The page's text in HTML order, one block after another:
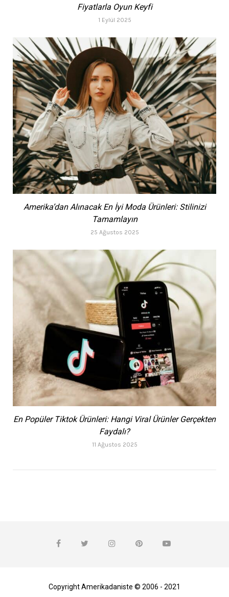
Fiyatlarla Oyun Keyfi
1 Eylül 2025
Amerika’dan Alınacak En İyi Moda Ürünleri: Stilinizi
Tamamlayın
25 Ağustos 2025
En Popüler Tiktok Ürünleri: Hangi Viral Ürünler Gerçekten
Faydalı?
11 Ağustos 2025
Copyright Amerikadaniste © 2006 - 2021